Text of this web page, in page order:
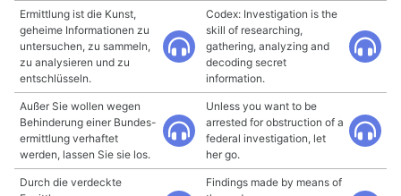
Ermittlung ist die Kunst,
geheime Informationen zu
untersuchen, zu sammeln,
zu analysieren und zu
entschlüsseln.
Codex: Investigation is the
skill of researching,
gathering, analyzing and
decoding secret
information.
Außer Sie wollen wegen
Behinderung einer Bundes-
ermittlung verhaftet
werden, lassen Sie sie los.
Unless you want to be
arrested for obstruction of a
federal investigation, let
her go.
Durch die verdeckte
Findings made by means of